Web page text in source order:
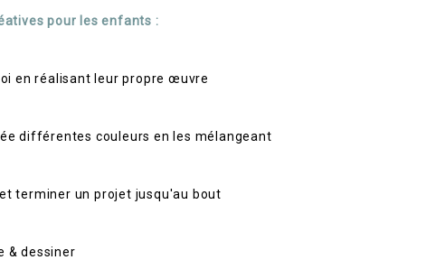
pour les enfants :
en réalisant leur propre œuvre
différentes couleurs en les mélangeant
terminer un projet jusqu'au bout
& dessiner